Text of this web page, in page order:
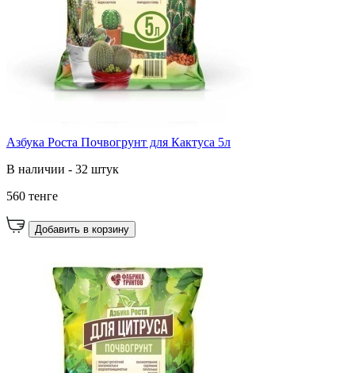
Азбука Роста Почвогрунт для Кактуса 5л
В наличии - 32 штук
560 тенге
Добавить в корзину